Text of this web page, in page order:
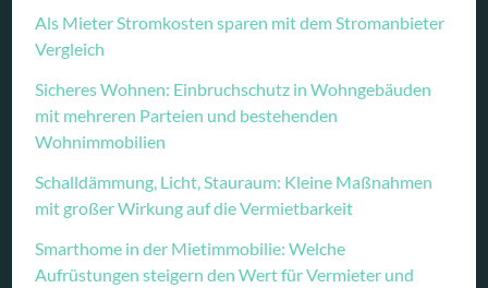
Als Mieter Stromkosten sparen mit dem Stromanbieter
Vergleich
Sicheres Wohnen: Einbruchschutz in Wohngebäuden
mit mehreren Parteien und bestehenden
Wohnimmobilien
Schalldämmung, Licht, Stauraum: Kleine Maßnahmen
mit großer Wirkung auf die Vermietbarkeit
Smarthome in der Mietimmobilie: Welche
Aufrüstungen steigern den Wert für Vermieter und